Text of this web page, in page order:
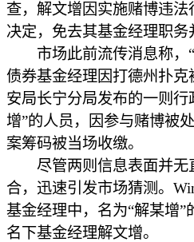
查，解文增因实施赌博违
决定，免去其基金经理职务
市场此前流传消息称，“
债券基金经理因打德州扑
安局长宁分局发布的一则
增”的人员，因参与赌博被
案筹码被当场收缴。
尽管两则信息表面并无
合，迅速引发市场猜测。
基金经理中，名为“解某增
名下基金经理解文增。